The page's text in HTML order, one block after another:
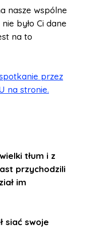
nasze wspólne
było Ci dane
na to
przez
na stronie.
tłum i z
przychodzili
im
siać swoje